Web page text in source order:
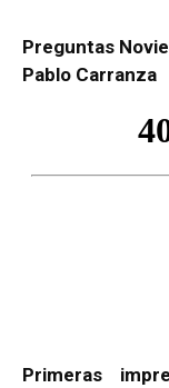
Preguntas
Pablo Carranza
Primeras